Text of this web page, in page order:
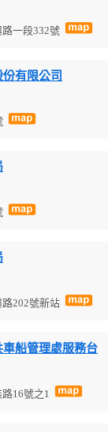
一段332號
有限公司
202號新站
船管理處服務台
16號之1